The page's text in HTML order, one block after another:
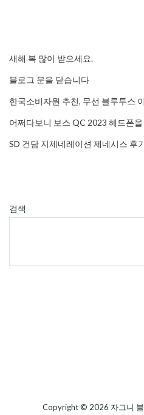
새해 복 많이 받으세요.
블로그 문을 닫습니다
한국소비자원 추천, 무선 블루투스
어쩌다보니 보스 QC 2023 헤드폰
SD 건담 지제네레이션 제네시스 후
검색
Copyright © 2026 자그니